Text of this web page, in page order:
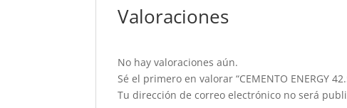
Valoraciones
No hay valoraciones aún.
Sé el primero en valorar “CEMENTO ENERGY
Tu dirección de correo electrónico no será